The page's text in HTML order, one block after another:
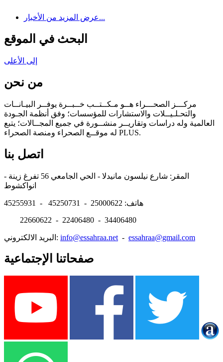
عرض المزيد من الأخبار...
البحث في الموقع
إلى الأعلى
من نحن
مركـــز الصحـــراء هــو مـكــتــب خــبــرة يوفــر البيـانــات
والتحـلـيــلات والاستشارات للمؤسسات؛ وفق أنظمة الجـودة
العالمية وله دراسات وتقاريــر منشــورة في جميع المجــالات؛ يتبع
له موقــع الصحراء ومنصة الصحراء PLUS.
اتصل بنا
المقر: شارع نيلسون مانيدلا - الحي الجامعي 56 تفرغ زينة -
هاتف: 25000622 - 45250731 - 45255931
22660622 - 22406480 - 34406480
البريد الالكتروني: info@essahraa.net - essahraa@gmail.com
صفحاتنا الإجتماعية